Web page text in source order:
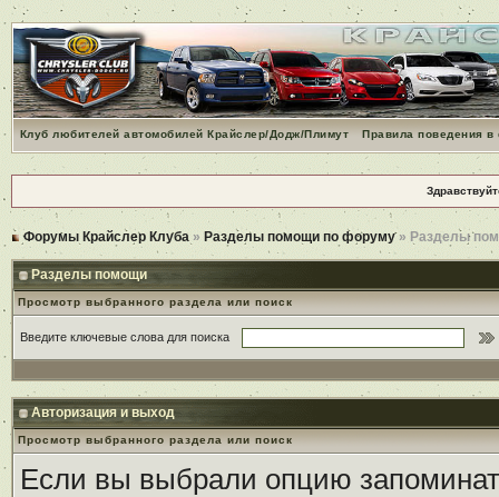
Клуб любителей автомобилей Крайслер/Додж/Плимут Правила поведения
Форумы Крайслер Клуба » Разделы помощи по форуму» Разделы
Разделы помощи
Просмотр выбранного раздела или поиск
Введите ключевые слова для поиска
Авторизация и выход
Просмотр выбранного раздела или поиск
Если вы выбрали опцию